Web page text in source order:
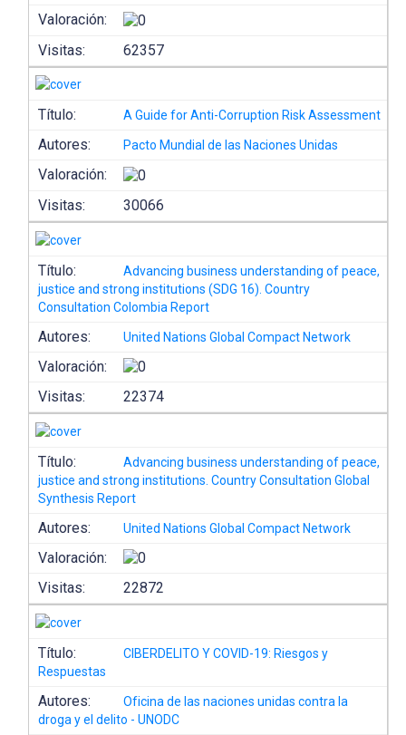
Valoración:
Visitas:
62357
Título: A Guide for Anti-Corruption Risk Assessment
Autores: Pacto Mundial de las Naciones Unidas
Valoración:
Visitas:
30066
Título:
Advancing business understanding of peace,
justice and strong institutions (SDG 16). Country
Consultation Colombia Report
Autores: United Nations Global Compact Network
Valoración:
Visitas:
22374
Título:
Advancing business understanding of peace,
justice and strong institutions. Country Consultation Global
Synthesis Report
Autores: United Nations Global Compact Network
Valoración:
Visitas:
22872
Título:
CIBERDELITO Y COVID-19: Riesgos y
Respuestas
Autores:
Oficina de las naciones unidas contra la
droga y el delito - UNODC